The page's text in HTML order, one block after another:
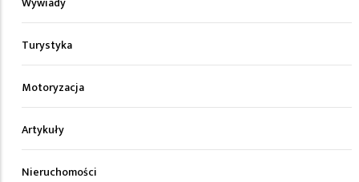
Turystyka
Motoryzacja
Artykuły
Nieruchomości